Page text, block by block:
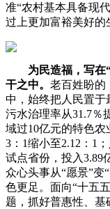
准“农村基本具备现
过上更加富裕美好的
为民造福，写在
干之中。 老百姓盼的
中，始终把人民置于
污水治理率从31.7％
域过10亿元的特色农
3：1缩小至2.12：1
试点省份，投入
众心头事从“愿景”变
色更足。面向“十五
题，抓好普惠性、基